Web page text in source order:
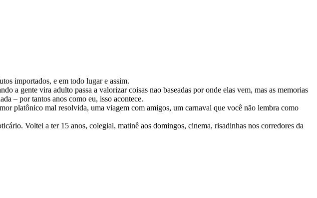
importados, e em todo lugar e assim.
a gente vira adulto passa a valorizar coisas nao baseadas por onde elas vem, mas as memorias
– por tantos anos como eu, isso acontece.
platônico mal resolvida, uma viagem com amigos, um carnaval que você não lembra como
Voltei a ter 15 anos, colegial, matinê aos domingos, cinema, risadinhas nos corredores da